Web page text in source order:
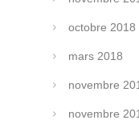
octobre 2018
mars 2018
novembre
novembre